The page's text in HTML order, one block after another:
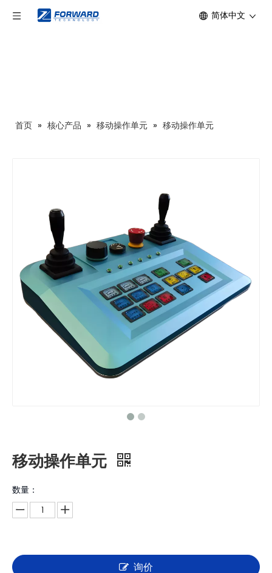
简体中文
首页 » 核心产品 » 移动操作单元 » 移动操作单元
移动操作单元
数量：
询价